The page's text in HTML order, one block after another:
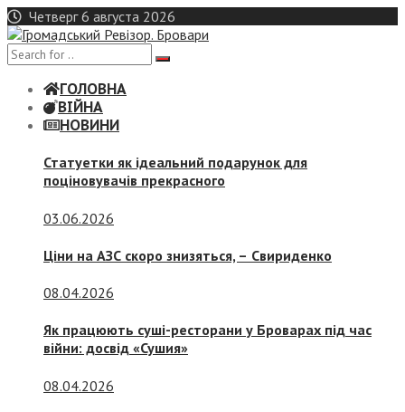
Skip
to
content
Четверг 6 августа 2026
ГОЛОВНА
ВІЙНА
НОВИНИ
Статуетки як ідеальний подарунок для
поціновувачів прекрасного
03.06.2026
Ціни на АЗС скоро знизяться, – Свириденко
08.04.2026
Як працюють суші-ресторани у Броварах під час
війни: досвід «Сушия»
08.04.2026